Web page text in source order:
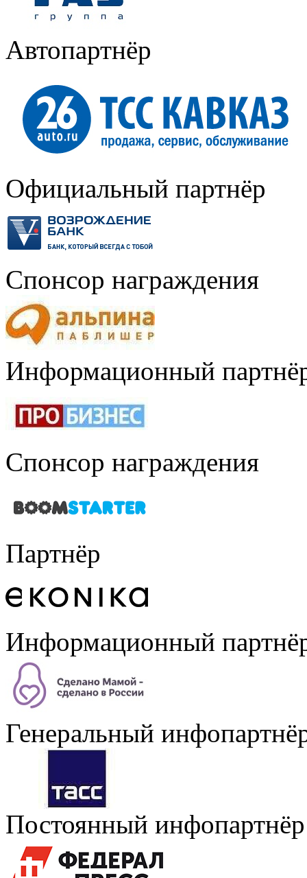
Автопартнёр
Официальный партнёр
Спонсор награждения
Информационный
Спонсор награждения
Партнёр
Информационный
Генеральный
Постоянный инфопартнёр